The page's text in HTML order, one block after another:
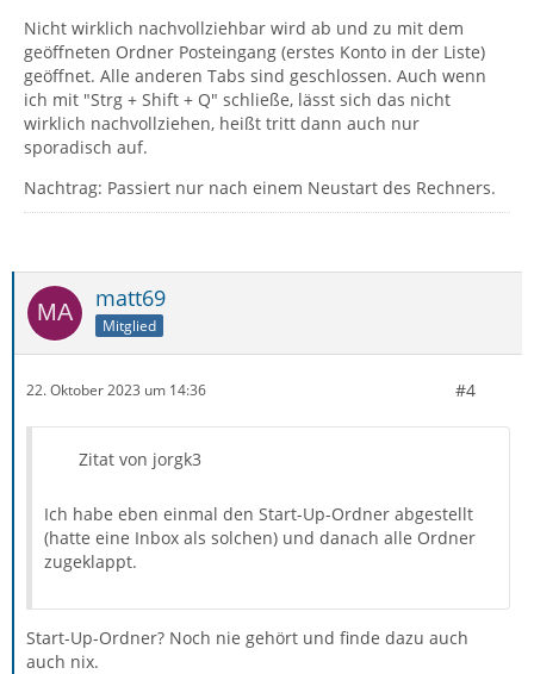
Nicht wirklich nachvollziehbar wird ab und zu mit dem
geöffneten Ordner Posteingang (erstes Konto in der Liste)
geöffnet. Alle anderen Tabs sind geschlossen. Auch wenn
ich mit "Strg + Shift + Q" schließe, lässt sich das nicht
wirklich nachvollziehen, heißt tritt dann auch nur
sporadisch auf.
Nachtrag: Passiert nur nach einem Neustart des Rechners.
matt69
Mitglied
22. Oktober 2023 um 14:36 #4
Zitat von jorgk3
Ich habe eben einmal den Start-Up-Ordner abgestellt
(hatte eine Inbox als solchen) und danach alle Ordner
zugeklappt.
Start-Up-Ordner? Noch nie gehört und finde dazu auch
auch nix.